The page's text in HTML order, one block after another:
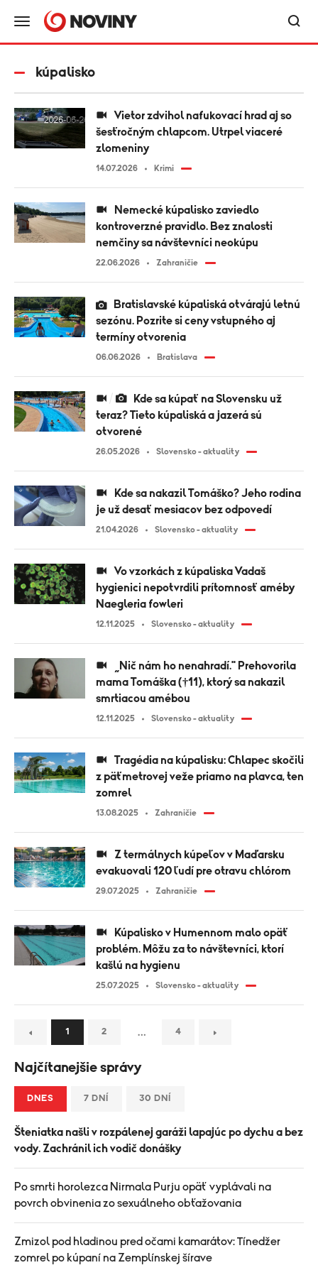
kúpalisko
šesťročným chlapcom. Utrpel viaceré
zlomeniny
14.07.2026 Krimi
kontroverzné pravidlo. Bez znalosti
nemčiny sa návštevníci neokúpu
22.06.2026 Zahraničie
sezónu. Pozrite si ceny vstupného aj
termíny otvorenia
06.06.2026 Bratislava
teraz? Tieto kúpaliská a jazerá sú
otvorené
26.05.2026 Slovensko - aktuality
je už desať mesiacov bez odpovedí
21.04.2026 Slovensko - aktuality
hygienici nepotvrdili prítomnosť améby
Naegleria fowleri
12.11.2025 Slovensko - aktuality
mama Tomáška (†11), ktorý sa nakazil
smrtiacou amébou
12.11.2025 Slovensko - aktuality
z päťmetrovej veže priamo na plavca, ten
zomrel
13.08.2025 Zahraničie
evakuovali 120 ľudí pre otravu chlórom
29.07.2025 Zahraničie
problém. Môžu za to návštevníci, ktorí
kašlú na hygienu
25.07.2025 Slovensko - aktuality
1 2 … 4
Najčítanejšie správy
DNES 7 DNÍ 30 DNÍ
Šteniatka našli v rozpálenej garáži lapajúc po dychu a bez
vody. Zachránil ich vodič donášky
Po smrti horolezca Nirmala Purju opäť vyplávali na
povrch obvinenia zo sexuálneho obťažovania
Zmizol pod hladinou pred očami kamarátov: Tínedžer
zomrel po kúpaní na Zemplínskej šírave